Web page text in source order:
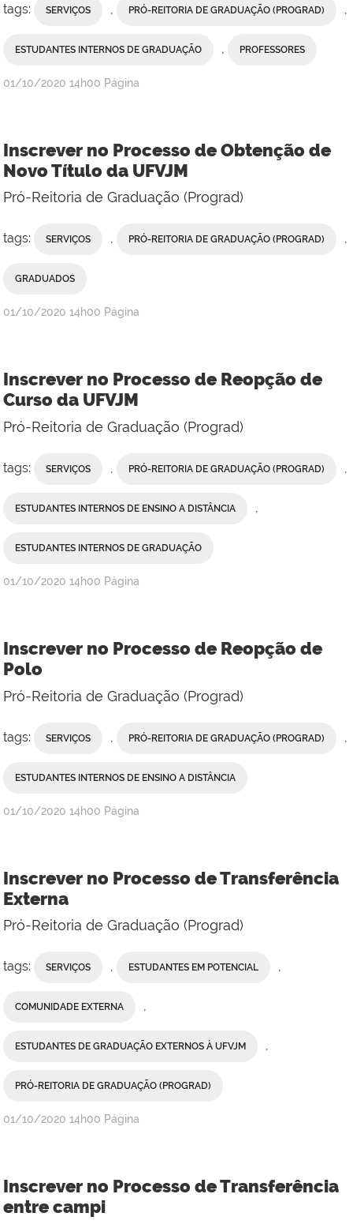
tags: SERVIÇOS PRÓ-REITORIA DE GRADUAÇÃO (PROGRAD)
ESTUDANTES INTERNOS DE GRADUAÇÃO PROFESSORES
publicado
01/10/2020 14h00 Página
Inscrever no Processo de Obtenção de
Novo Título da UFVJM
Pró-Reitoria de Graduação (Prograd)
tags: SERVIÇOS , PRÓ-REITORIA DE GRADUAÇÃO (PROGRAD) ,
GRADUADOS
publicado
01/10/2020 14h00 Página
Inscrever no Processo de Reopção de
Curso da UFVJM
Pró-Reitoria de Graduação (Prograd)
tags: SERVIÇOS , PRÓ-REITORIA DE GRADUAÇÃO (PROGRAD) ,
ESTUDANTES INTERNOS DE ENSINO A DISTÂNCIA ,
ESTUDANTES INTERNOS DE GRADUAÇÃO
publicado
01/10/2020 14h00 Página
Inscrever no Processo de Reopção de
Polo
Pró-Reitoria de Graduação (Prograd)
tags: SERVIÇOS PRÓ-REITORIA DE GRADUAÇÃO (PROGRAD)
ESTUDANTES INTERNOS DE ENSINO A DISTÂNCIA
publicado
01/10/2020 14h00 Página
Inscrever no Processo de Transferência
Externa
Pró-Reitoria de Graduação (Prograd)
tags: SERVIÇOS , ESTUDANTES EM POTENCIAL ,
COMUNIDADE EXTERNA ,
ESTUDANTES DE GRADUAÇÃO EXTERNOS À UFVJM ,
PRÓ-REITORIA DE GRADUAÇÃO (PROGRAD)
publicado
01/10/2020 14h00 Página
Inscrever no Processo de Transferência
entre campi